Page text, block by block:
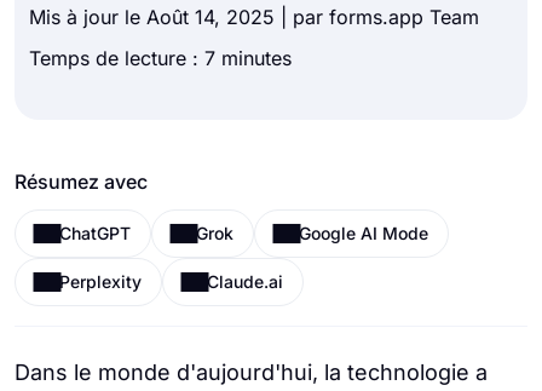
Mis à jour le Août 14, 2025 | par forms.app Team
Temps de lecture : 7 minutes
Résumez avec
ChatGPT Grok Google AI Mode
Perplexity Claude.ai
Dans le monde d'aujourd'hui, la technologie a